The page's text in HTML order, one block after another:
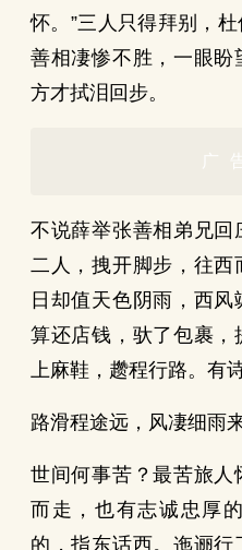
怀。”三人只得拜别，
善相凄惨不胜，一眼盼
方才拭泪回步。
广
不说薛举张善相弟兄
二人，拽开脚步，往西
日却值天色阴雨，西风
算还店钱，驮了包裹，
上麻鞋，趱程行路。有
路滑程途远，风凄细雨来
世间何事苦？最苦旅人
而走，也有志诚忠厚
的，指东话西。迤逦行